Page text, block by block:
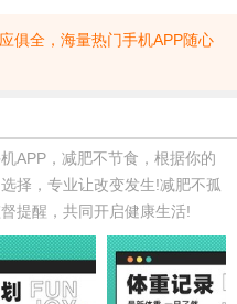
俱全，海量热门手机APP随心
，减肥不节食，根据你的
择，专业让改变发生!减肥不孤
提醒，共同开启健康生活!